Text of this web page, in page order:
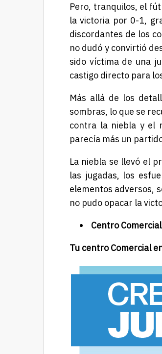
Pero, tranquilos, el
la victoria por 0-1,
discordantes de los
no dudó y convirtió
sido víctima de una
castigo directo para
Más allá de los
sombras, lo que se
contra la niebla y el
parecía más un
La niebla se llevó el
las jugadas, los
elementos adversos,
no pudo opacar la
Centro
Tu centro Comercial